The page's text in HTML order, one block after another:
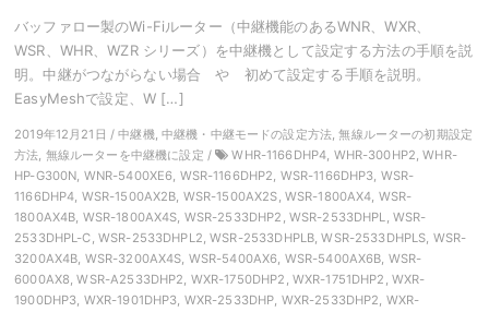
バッファロー製のWi-Fiルーター（中継機能のあるWNR、WXR、
WSR、WHR、WZR シリーズ）を中継機として設定する方法の手順を説
明。中継がつながらない場合 や 初めて設定する手順を説明。
EasyMeshで設定、W […]
2019年12月21日 / 中継機, 中継機・中継モードの設定方法, 無線ルーターの初期設定
方法, 無線ルーターを中継機に設定 /
WHR-1166DHP4, WHR-300HP2, WHR-
HP-G300N, WNR-5400XE6, WSR-1166DHP2, WSR-1166DHP3, WSR-
1166DHP4, WSR-1500AX2B, WSR-1500AX2S, WSR-1800AX4, WSR-
1800AX4B, WSR-1800AX4S, WSR-2533DHP2, WSR-2533DHPL, WSR-
2533DHPL-C, WSR-2533DHPL2, WSR-2533DHPLB, WSR-2533DHPLS, WSR-
3200AX4B, WSR-3200AX4S, WSR-5400AX6, WSR-5400AX6B, WSR-
6000AX8, WSR-A2533DHP2, WXR-1750DHP2, WXR-1751DHP2, WXR-
1900DHP3, WXR-1901DHP3, WXR-2533DHP, WXR-2533DHP2, WXR-